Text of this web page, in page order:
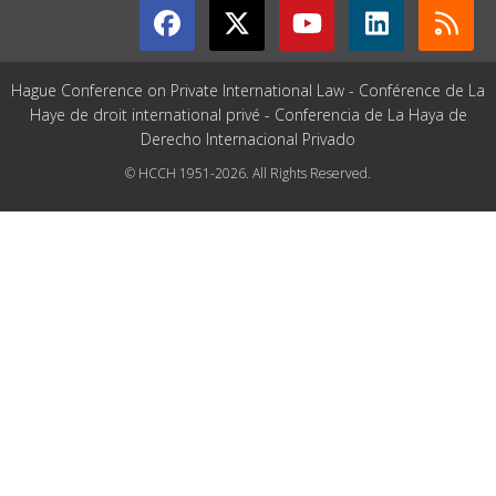
Hague Conference on Private International Law - Conférence de La
Haye de droit international privé - Conferencia de La Haya de
Derecho Internacional Privado
© HCCH 1951-2026. All Rights Reserved.